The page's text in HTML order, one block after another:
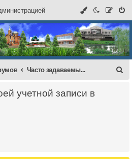
министрацией
Часто задаваемые вопросы
учетной записи в